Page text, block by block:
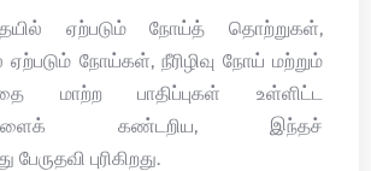
ஏற்படும் நோய்த் தொற்றுகள்,
ஏற்படும் நோய்கள், நீரிழிவு நோய் மற்றும்
மாற்ற பாதிப்புகள் உள்ளிட்ட
கண்டறிய, இந்தச்
புரிகிறது.